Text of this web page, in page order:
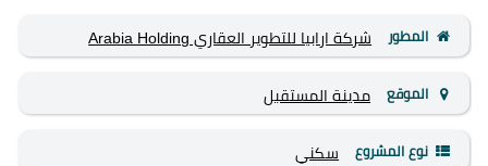
المطور شركة ارابيا للتطوير العقاري Arabia Holding
الموقع مدينة المستقبل
نوع المشروع سكني